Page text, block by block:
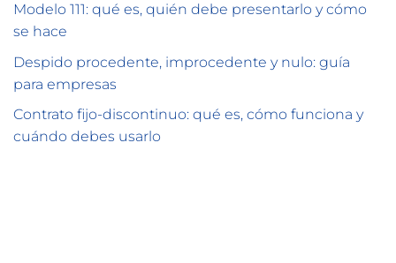
Modelo 111: qué es, quién debe presentarlo y cómo
se hace
Despido procedente, improcedente y nulo: guía
para empresas
Contrato fijo-discontinuo: qué es, cómo funciona y
cuándo debes usarlo